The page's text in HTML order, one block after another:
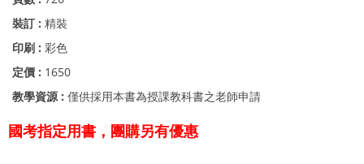
裝訂 : 精裝
印刷 : 彩色
定價 : 1650
教學資源 : 僅供採用本書為授課教科書之老師申請
國考指定用書，團購另有優惠